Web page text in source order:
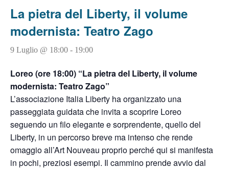
La pietra del Liberty, il volume
modernista: Teatro Zago
9 Luglio @ 18:00 - 19:00
Loreo (ore 18:00) “La pietra del Liberty, il volume
modernista: Teatro Zago”
L’associazione Italia Liberty ha organizzato una
passeggiata guidata che invita a scoprire Loreo
seguendo un filo elegante e sorprendente, quello del
Liberty, in un percorso breve ma intenso che rende
omaggio all’Art Nouveau proprio perché qui si manifesta
in pochi, preziosi esempi. Il cammino prende avvio dal